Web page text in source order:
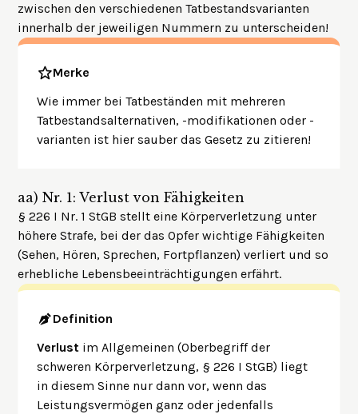
zwischen den verschiedenen Tatbestandsvarianten
innerhalb der jeweiligen Nummern zu unterscheiden!
Merke
Wie immer bei Tatbeständen mit mehreren
Tatbestandsalternativen, -modifikationen oder -
varianten ist hier sauber das Gesetz zu zitieren!
aa) Nr. 1: Verlust von Fähigkeiten
§ 226 I Nr. 1 StGB stellt eine Körperverletzung unter
höhere Strafe, bei der das Opfer wichtige Fähigkeiten
(Sehen, Hören, Sprechen, Fortpflanzen) verliert und so
erhebliche Lebensbeeinträchtigungen erfährt.
Definition
Verlust im Allgemeinen (Oberbegriff der
schweren Körperverletzung, § 226 I StGB) liegt
in diesem Sinne nur dann vor, wenn das
Leistungsvermögen ganz oder jedenfalls